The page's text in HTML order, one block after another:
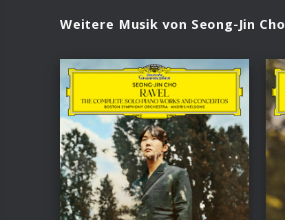
Weitere Musik von Seong-Jin Cho